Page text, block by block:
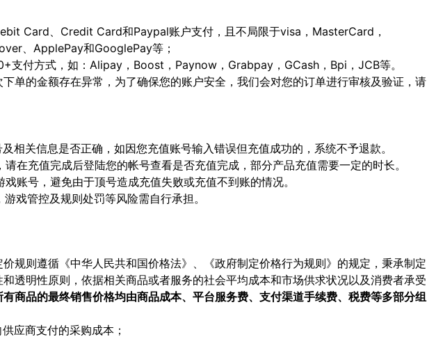
Card、Credit Card和Paypal账户支付，且不局限于visa，MasterCard，
、ApplePay和GooglePay等；
支付方式，如：Alipay，Boost，Paynow，Grabpay，GCash，Bpi，JCB等。
单的金额存在异常，为了确保您的账户安全，我们会对您的订单进行审核及验证，请
相关信息是否正确，如因您充值账号输入错误但充值成功的，系统不予退款。
在充值完成后登陆您的帐号查看是否充值完成，部分产品充值需要一定的时长。
账号，避免由于顶号造成充值失败或充值不到账的情况。
戏管控及规则处罚等风险需自行承担。
规则遵循《中华人民共和国价格法》、《政府制定价格行为规则》的规定，秉承制定
透明性原则，依据相关商品或者服务的社会平均成本和市场供求状况以及消费者承受
有商品的最终销售价格均由商品成本、平台服务费、支付渠道手续费、税费等多部分组
应商支付的采购成本；